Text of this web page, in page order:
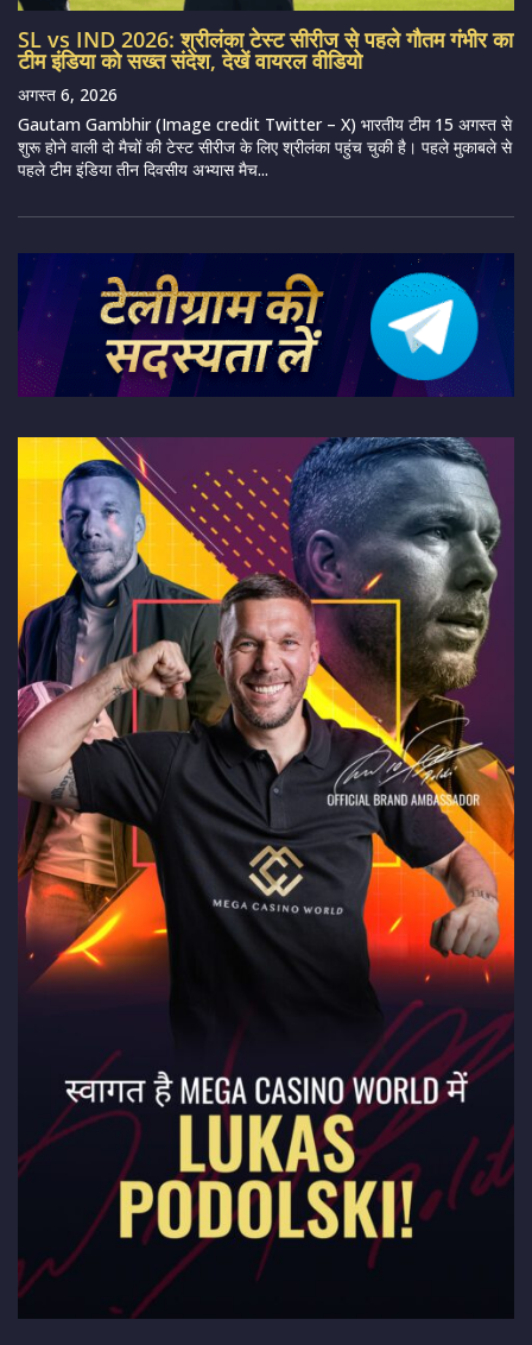
SL vs IND 2026: श्रीलंका टेस्ट सीरीज से पहले गौतम गंभीर का
टीम इंडिया को सख्त संदेश, देखें वायरल वीडियो
अगस्त 6, 2026
Gautam Gambhir (Image credit Twitter – X) भारतीय टीम 15 अगस्त से
शुरू होने वाली दो मैचों की टेस्ट सीरीज के लिए श्रीलंका पहुंच चुकी है। पहले मुकाबले से
पहले टीम इंडिया तीन दिवसीय अभ्यास मैच...